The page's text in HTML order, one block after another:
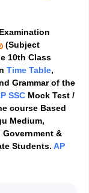
(Subject
10th Class
Time Table,
Grammar of the
SSC Mock Test /
course Based
Medium,
&
Students. AP